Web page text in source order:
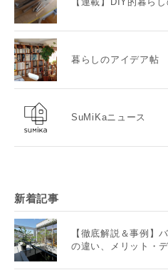
暮らしのアイデア帖
SuMiKaニュース
新着記事
【徹底解説＆事例】
の違い、メリット・